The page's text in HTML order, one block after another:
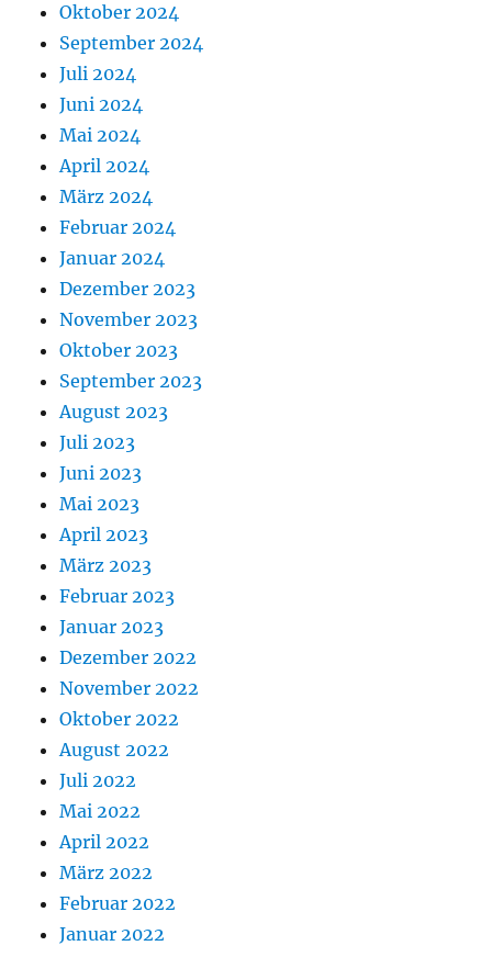
Oktober 2024
September 2024
Juli 2024
Juni 2024
Mai 2024
April 2024
März 2024
Februar 2024
Januar 2024
Dezember 2023
November 2023
Oktober 2023
September 2023
August 2023
Juli 2023
Juni 2023
Mai 2023
April 2023
März 2023
Februar 2023
Januar 2023
Dezember 2022
November 2022
Oktober 2022
August 2022
Juli 2022
Mai 2022
April 2022
März 2022
Februar 2022
Januar 2022